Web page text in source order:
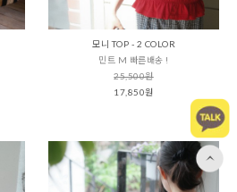
모니 TOP - 2 COLOR
민트 M 빠른배송 !
25,500원
17,850원